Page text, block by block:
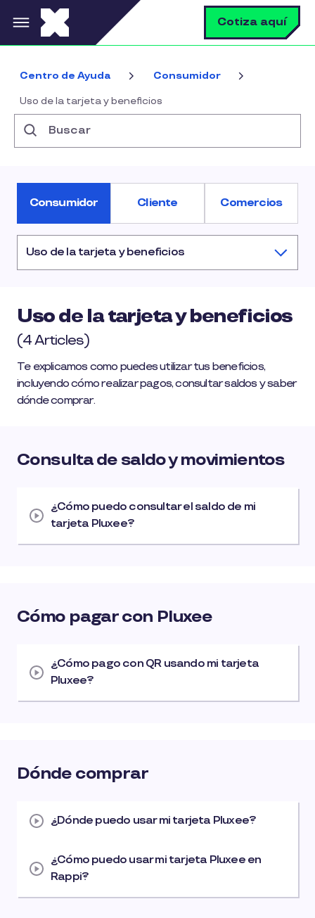
Pasar al contenido principal Cotiza aquí
Centro de Ayuda Consumidor
Uso de la tarjeta y beneficios
Consumidor Cliente Comercios
Uso de la tarjeta y beneficios
Uso de la tarjeta y beneficios
(4 Articles)
Te explicamos como puedes utilizar tus beneficios,
incluyendo cómo realizar pagos, consultar saldos y saber
dónde comprar.
Consulta de saldo y movimientos
¿Cómo puedo consultar el saldo de mi
tarjeta Pluxee?
Cómo pagar con Pluxee
¿Cómo pago con QR usando mi tarjeta
Pluxee?
Dónde comprar
¿Dónde puedo usar mi tarjeta Pluxee?
¿Cómo puedo usar mi tarjeta Pluxee en
Rappi?